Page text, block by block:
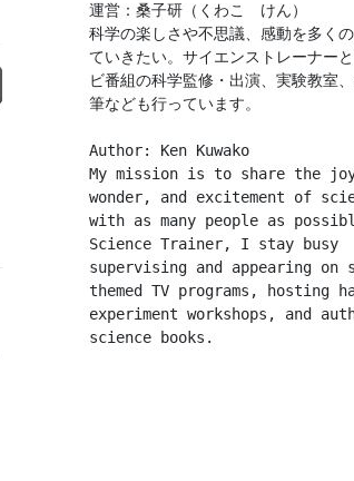
運営：桑子研（くわこ　けん）
科学の楽しさや不思議、感動を多く
ていきたい。サイエンストレーナー
ビ番組の科学監修・出演、実験教室
筆なども行っています。
Author: Ken Kuwako
My mission is to share the
wonder, and excitement of
with as many people as
Science Trainer, I stay busy
supervising and appearing on
themed TV programs, hosting
experiment workshops, and
science books.